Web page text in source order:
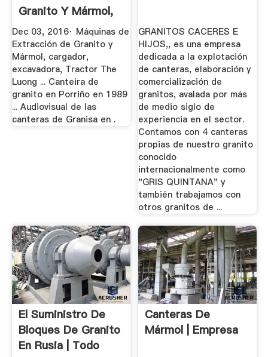
Granito Y Mármol,
Cargador ...
Dec 03, 2016· Máquinas de
Extracción de Granito y
Mármol, cargador,
excavadora, Tractor The
Luong ... Canteira de
granito en Porriño en 1989
... Audiovisual de las
canteras de Granisa en .
GRANITOS CACERES E
HIJOS,, es una empresa
dedicada a la explotación
de canteras, elaboración y
comercialización de
granitos, avalada por más
de medio siglo de
experiencia en el sector.
Contamos con 4 canteras
propias de nuestro granito
conocido
internacionalmente como
"GRIS QUINTANA" y
también trabajamos con
otros granitos de ...
El Suministro De
Bloques De Granito
En Rusia | Todo
Canteras De
Mármol | Empresa